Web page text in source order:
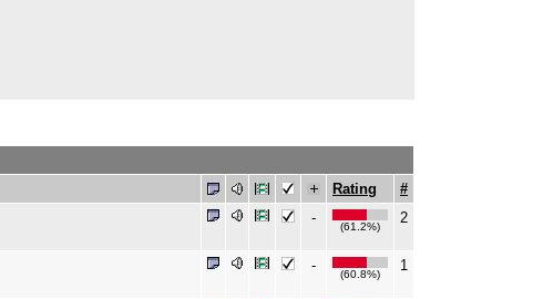
Rating
#
-
(61.2%)
2
-
(60.8%)
1